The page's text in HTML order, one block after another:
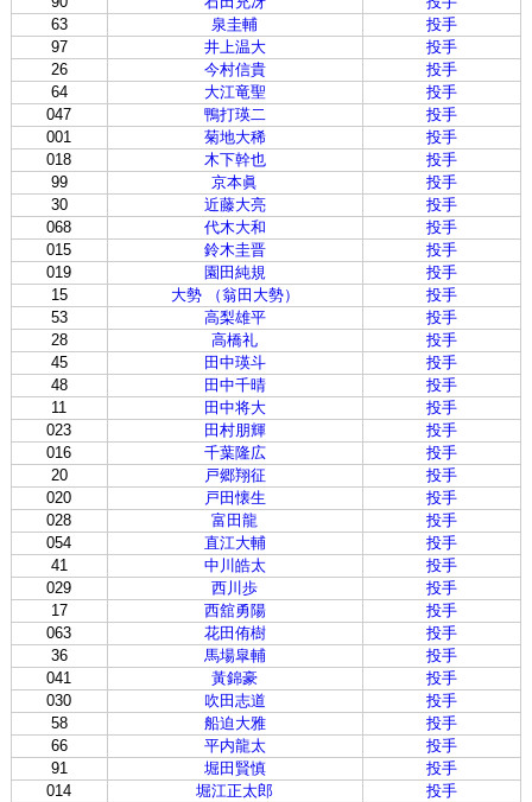
63
泉圭輔
投手
97
井上温大
投手
26
今村信貴
投手
64
大江竜聖
投手
047
鴨打瑛二
投手
001
菊地大稀
投手
018
木下幹也
投手
99
京本眞
投手
30
近藤大亮
投手
068
代木大和
投手
015
鈴木圭晋
投手
019
園田純規
投手
15
大勢 （翁田大勢）
投手
53
高梨雄平
投手
28
高橋礼
投手
45
田中瑛斗
投手
48
田中千晴
投手
11
田中将大
投手
023
田村朋輝
投手
016
千葉隆広
投手
20
戸郷翔征
投手
020
戸田懐生
投手
028
富田龍
投手
054
直江大輔
投手
41
中川皓太
投手
029
西川歩
投手
17
西舘勇陽
投手
063
花田侑樹
投手
36
馬場皐輔
投手
041
黃錦豪
投手
030
吹田志道
投手
58
船迫大雅
投手
66
平内龍太
投手
91
堀田賢慎
投手
014
堀江正太郎
投手